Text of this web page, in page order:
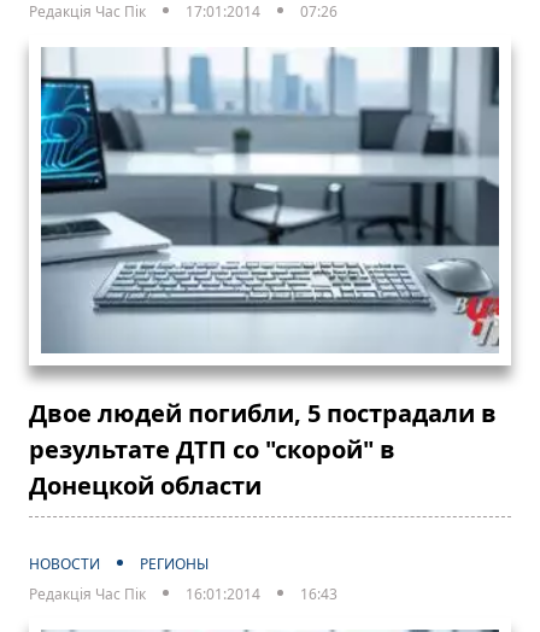
Редакція Час Пік
17:01:2014 07:26
Двое людей погибли, 5 пострадали в
результате ДТП со "скорой" в
Донецкой области
НОВОСТИ
РЕГИОНЫ
Редакція Час Пік
16:01:2014 16:43